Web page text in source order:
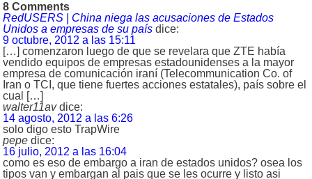
8 Comments
RedUSERS | China niega las acusaciones de Estados
Unidos a empresas de su país dice:
9 octubre, 2012 a las 15:11
[…] comenzaron luego de que se revelara que ZTE había
vendido equipos de empresas estadounidenses a la mayor
empresa de comunicación iraní (Telecommunication Co. of
Iran o TCI, que tiene fuertes acciones estatales), país sobre el
cual […]
walter11av dice:
14 agosto, 2012 a las 6:26
solo digo esto TrapWire
pepe dice:
16 julio, 2012 a las 16:04
como es eso de embargo a iran de estados unidos? osea los
tipos van y embargan al pais que se les ocurre y listo asi